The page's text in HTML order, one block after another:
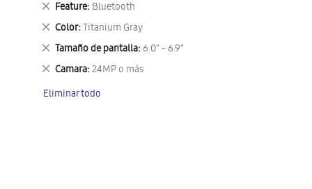
Feature Bluetooth
Eliminar
este
artículo
Color Titanium Gray
Eliminar
este
artículo
Tamaño de pantalla 6.0" - 6.9"
Eliminar
este
artículo
Camara 24MP o más
Eliminar
artículo
Eliminar todo